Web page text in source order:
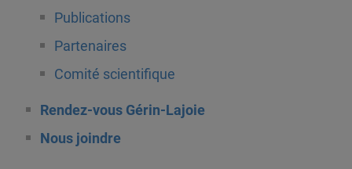
Publications
Partenaires
Comité scientifique
Rendez-vous Gérin-Lajoie
Nous joindre